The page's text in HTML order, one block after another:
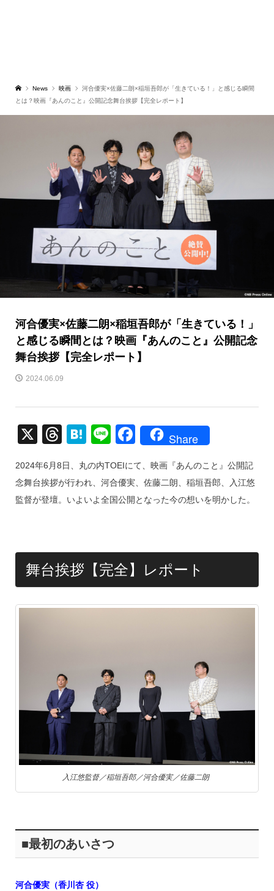
News 映画
河合優実×佐藤二朗×稲垣吾郎が「生きている！」と感じる瞬間
とは？映画『あんのこと』公開記念舞台挨拶【完全レポート】
河合優実×佐藤二朗×稲垣吾郎が「生きている！」
と感じる瞬間とは？映画『あんのこと』公開記念
舞台挨拶【完全レポート】
2024.06.09
X
T
e
a
H
e
n
Li
e
F
c
e
o
Share
2024年6月8日、丸の内TOEIにて、映画『あんのこと』公開記
念舞台挨拶が行われ、河合優実、佐藤二朗、稲垣吾郎、入江悠
監督が登壇。いよいよ全国公開となった今の想いを明かした。
舞台挨拶【完全】レポート
入江悠監督／稲垣吾郎／河合優実／佐藤二朗
■最初のあいさつ
河合優実（香川杏 役）